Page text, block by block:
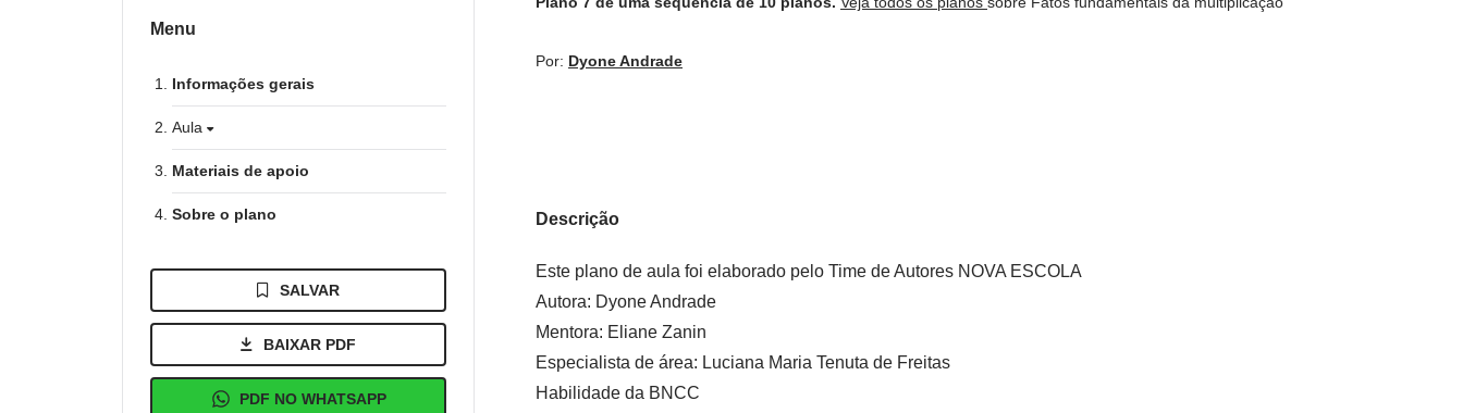
Menu
Informações gerais
Aula
Materiais de apoio
Sobre o plano
SALVAR
BAIXAR PDF
PDF NO WHATSAPP
Por: Dyone Andrade
Descrição
Este plano de aula foi elaborado pelo Time de Autores NOVA ESCOLA
Autora: Dyone Andrade
Mentora: Eliane Zanin
Especialista de área: Luciana Maria Tenuta de Freitas
Habilidade da BNCC